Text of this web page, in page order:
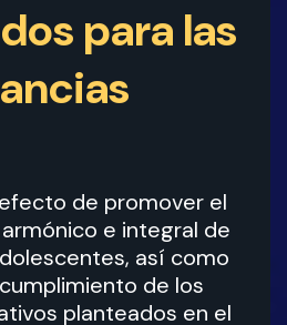
para las
de promover el
e integral de
así como
de los
planteados en el